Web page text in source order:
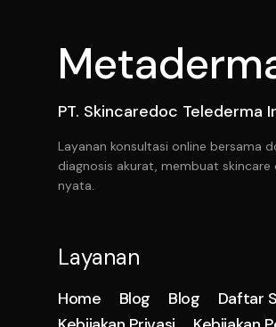
PT. Skincaredoc Telederma
Layanan konsultasi online bersama
diagnosis akurat, membuat
nyata.
Layanan
Home Blog Blog Daftar